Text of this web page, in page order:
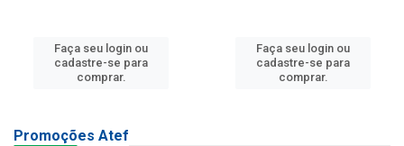
Faça seu login ou
cadastre-se para
comprar.
Faça seu login ou
cadastre-se para
comprar.
Promoções Atef